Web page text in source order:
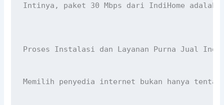
Intinya, paket 30 Mbps dari IndiHome adalah
Proses Instalasi dan Layanan Purna Jual
Memilih penyedia internet bukan hanya